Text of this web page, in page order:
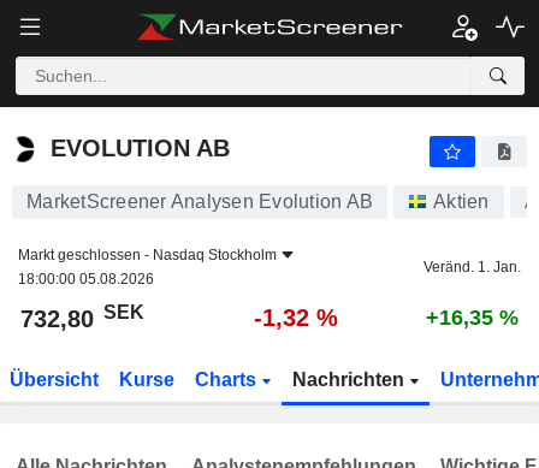
EVOLUTION AB
EVOLUTION AB
MarketScreener Analysen Evolution AB Aktien
Markt geschlossen - Nasdaq Stockholm
18:00:00 05.08.2026
Veränd. 1. Jan.
732,80 SEK -1,32 % +16,35 %
Übersicht Kurse Charts Nachrichten